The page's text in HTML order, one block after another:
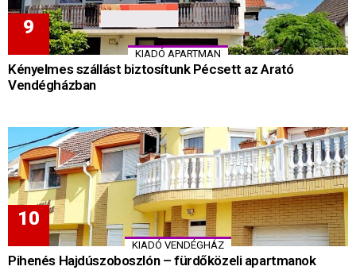
KIADÓ APARTMAN
Kényelmes szállást biztosítunk Pécsett az Arató
Vendégházban
KIADÓ VENDÉGHÁZ
Pihenés Hajdúszoboszlón – fürdőközeli apartmanok